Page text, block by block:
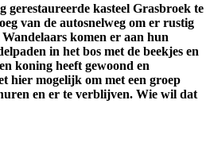
gerestaureerde kasteel Grasbroek te
van de autosnelweg om er rustig
komen er aan hun
in het bos met de beekjes en
koning heeft gewoond en
hier mogelijk om met een groep
en er te verblijven. Wie wil dat